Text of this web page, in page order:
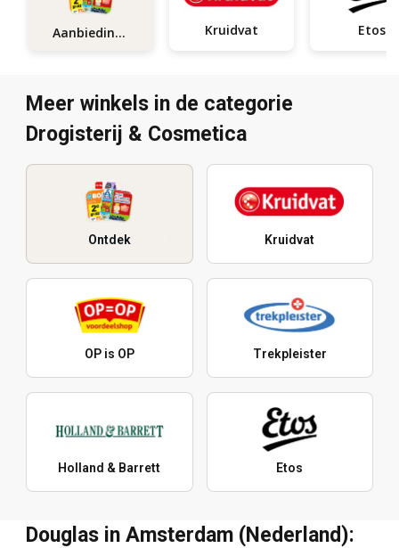
Aanbiedingen Kruidvat Etos
Meer winkels in de categorie
Drogisterij & Cosmetica
Ontdek Kruidvat
OP is OP Trekpleister
Holland & Barrett Etos
Douglas in Amsterdam (Nederland):